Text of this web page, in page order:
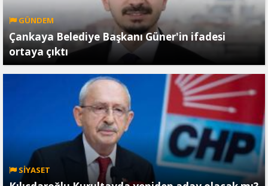
GÜNDEM
Çankaya Belediye Başkanı Güner'in ifadesi
ortaya çıktı
SİYASET